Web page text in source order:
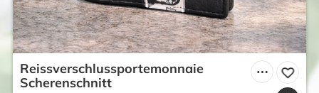
Reissverschlussportemonnaie
Scherenschnitt